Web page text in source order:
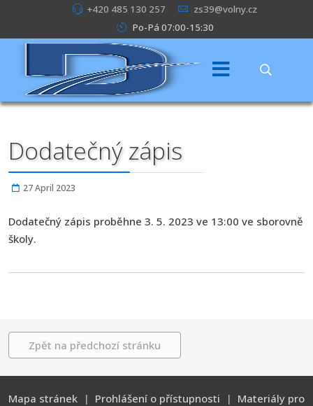
+420 485 130 257
zs39@volny.cz
Po-Pá 07:00-15:30
Dodatečný zápis
27 April 2023
Dodatečný zápis proběhne 3. 5. 2023 ve 13:00 ve sborovně
školy.
Zpět na předchozí stránku
Mapa stránek | Prohlášení o přístupnosti | Materiály pro